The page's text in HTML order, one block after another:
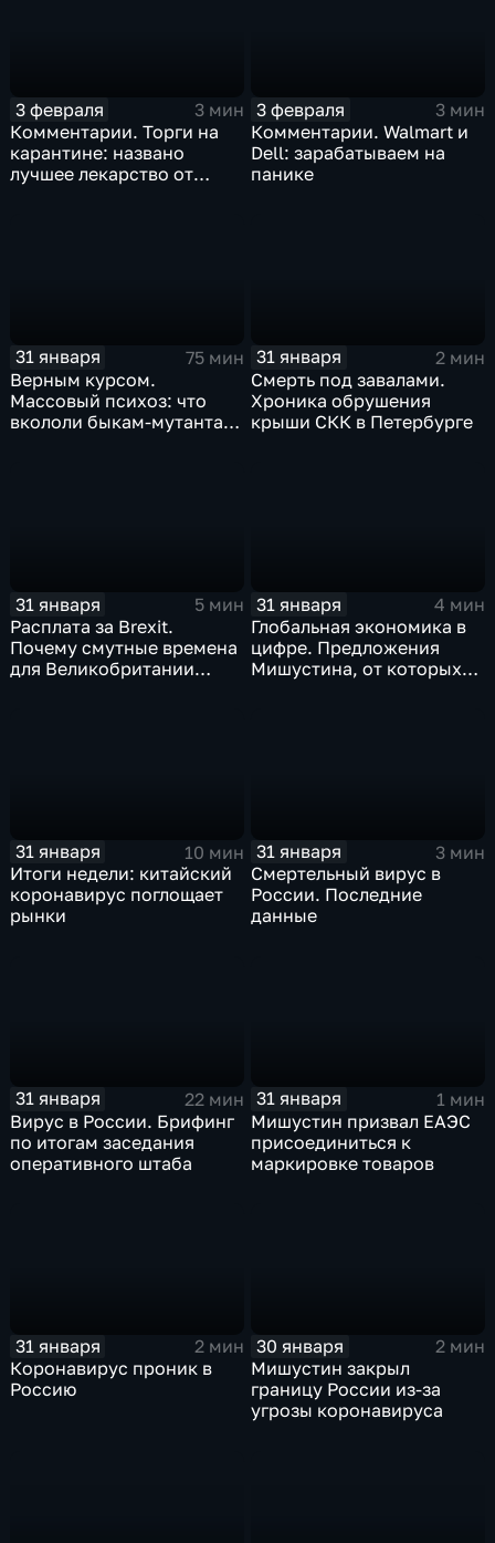
3 февраля
3 мин
Комментарии. Торги на
карантине: названо
лучшее лекарство от
3 февраля
3 мин
Комментарии. Walmart и
Dell: зарабатываем на
панике
31 января
75 мин
Верным курсом.
Массовый психоз: что
вкололи быкам-мутантам,
31 января
2 мин
Смерть под завалами.
Хроника обрушения
крыши СКК в Петербурге
31 января
5 мин
Расплата за Brexit.
Почему смутные времена
для Великобритании
31 января
4 мин
Глобальная экономика в
цифре. Предложения
Мишустина, от которых
31 января
10 мин
Итоги недели: китайский
коронавирус поглощает
рынки
31 января
3 мин
Смертельный вирус в
России. Последние
данные
31 января
22 мин
Вирус в России. Брифинг
по итогам заседания
оперативного штаба
31 января
1 мин
Мишустин призвал ЕАЭС
присоединиться к
маркировке товаров
31 января
2 мин
Коронавирус проник в
Россию
30 января
2 мин
Мишустин закрыл
границу России из-за
угрозы коронавируса